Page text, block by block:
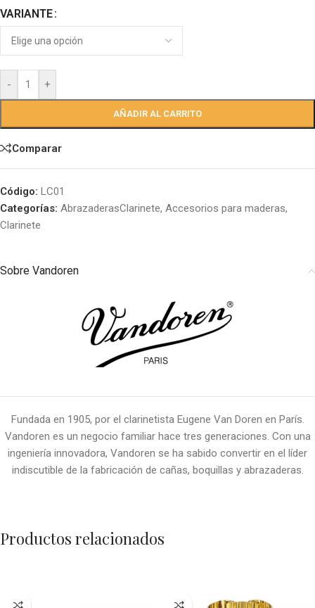
VARIANTE
- +
AÑADIR AL CARRITO
Comparar
Código: LC01
Categorías: AbrazaderasClarinete, Accesorios para maderas,
Clarinete
Sobre Vandoren
Fundada en 1905, por el clarinetista Eugene Van Doren en París.
Vandoren es un negocio familiar hace tres generaciones. Con una
ingeniería innovadora, Vandoren se ha sabido convertir en el líder
indiscutible de la fabricación de cañas, boquillas y abrazaderas.
Productos relacionados